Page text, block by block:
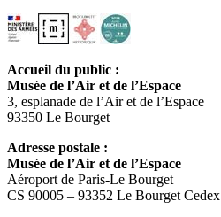
Accueil du public :
Musée de l’Air et de l’Espace
3, esplanade de l’Air et de l’Espace
93350 Le Bourget
Adresse postale :
Musée de l’Air et de l’Espace
Aéroport de Paris-Le Bourget
CS 90005 – 93352 Le Bourget Cedex